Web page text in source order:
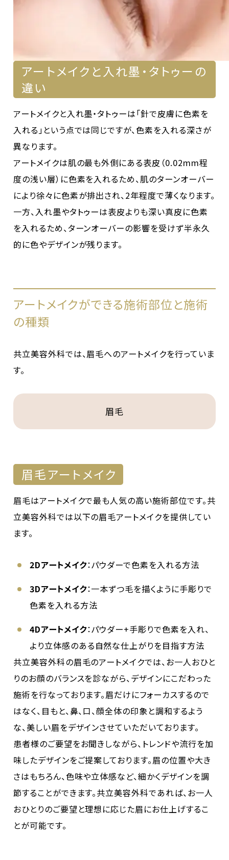
アートメイクと入れ墨・タトゥーの
違い
アートメイクと入れ墨・タトゥーは「針で皮膚に色素を
入れる」という点では同じですが、色素を入れる深さが
異なります。
アートメイクは肌の最も外側にある表皮（0.02mm程
度の浅い層）に色素を入れるため、肌のターンオーバー
により徐々に色素が排出され、2年程度で薄くなります。
一方、入れ墨やタトゥーは表皮よりも深い真皮に色素
を入れるため、ターンオーバーの影響を受けず半永久
的に色やデザインが残ります。
アートメイクができる施術部位と施術
の種類
共立美容外科では、眉毛へのアートメイクを行っていま
す。
眉毛
眉毛アートメイク
眉毛はアートメイクで最も人気の高い施術部位です。共
立美容外科では以下の眉毛アートメイクを提供してい
ます。
2Dアートメイク：パウダーで色素を入れる方法
3Dアートメイク：一本ずつ毛を描くように手彫りで
色素を入れる方法
4Dアートメイク：パウダー+手彫りで色素を入れ、
より立体感のある自然な仕上がりを目指す方法
共立美容外科の眉毛のアートメイクでは、お一人おひと
りのお顔のバランスを診ながら、デザインにこだわった
施術を行なっております。眉だけにフォーカスするので
はなく、目もと、鼻、口、顔全体の印象と調和するよう
な、美しい眉をデザインさせていただいております。
患者様のご要望をお聞きしながら、トレンドや流行を加
味したデザインをご提案しております。眉の位置や大き
さはもちろん、色味や立体感など、細かくデザインを調
節することができます。共立美容外科であれば、お一人
おひとりのご要望と理想に応じた眉にお仕上げするこ
とが可能です。